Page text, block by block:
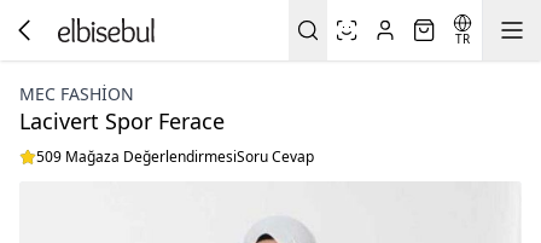
TR
MEC FASHION
Lacivert Spor Ferace
509 Mağaza DeğerlendirmesiSoru Cevap